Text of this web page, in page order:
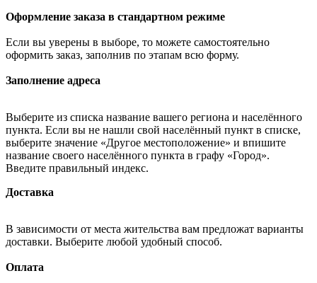
Оформление заказа в стандартном режиме
Если вы уверены в выборе, то можете самостоятельно
оформить заказ, заполнив по этапам всю форму.
Заполнение адреса
Выберите из списка название вашего региона и населённого
пункта. Если вы не нашли свой населённый пункт в списке,
выберите значение «Другое местоположение» и впишите
название своего населённого пункта в графу «Город».
Введите правильный индекс.
Доставка
В зависимости от места жительства вам предложат варианты
доставки. Выберите любой удобный способ.
Оплата